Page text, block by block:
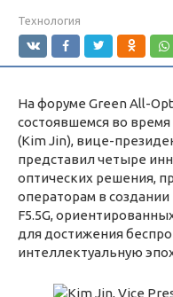
Технология
На форуме Green All-
состоявшемся во
(Kim Jin), вице-
представил четыре
оптических решения,
операторам в
F5.5G,
для достижения
интеллектуальную